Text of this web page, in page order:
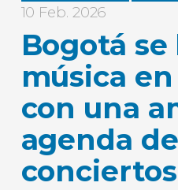
10 Feb. 2026
Bogotá
música
con una
agenda de
conciertos